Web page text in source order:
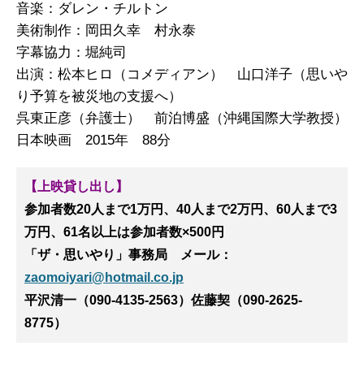
音楽：ダレン・チルトン
美術制作：岡田久幸 村永泰
字幕協力：堀純司
出演：松本ヒロ（コメディアン） 山口洋子（思いや
り予算を被災地の支援へ）
呉東正彦（弁護士） 前泊博盛（沖縄国際大学教授）
日本映画 2015年 88分
【上映貸し出し】
参加者数20人まで1万円、40人まで2万円、60人まで3
万円、61名以上は参加者数×500円
「ザ・思いやり」事務局 メール：
zaomoiyari@hotmail.co.jp
平沢清一（090-4135-2563）佐藤契（090-2625-
8775）